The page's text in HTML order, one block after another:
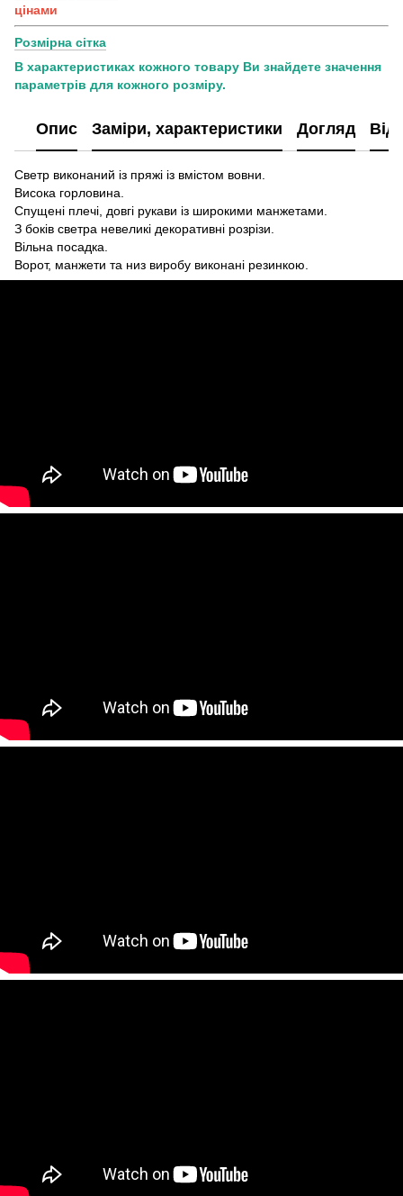
цінами
Розмірна сітка
В характеристиках кожного товару Ви знайдете значення
параметрів для кожного розміру.
Опис Заміри, характеристики Догляд
Светр виконаний із пряжі із вмістом вовни.
Висока горловина.
Спущені плечі, довгі рукави із широкими манжетами.
З боків светра невеликі декоративні розрізи.
Вільна посадка.
Ворот, манжети та низ виробу виконані резинкою.